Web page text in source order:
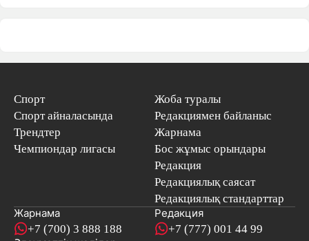
Спорт
Спорт айналасында
Трендтер
Чемпиондар лигасы
Жоба туралы
Редакциямен байланыс
Жарнама
Бос жұмыс орындары
Редакция
Редакциялық саясат
Редакциялық стандарттар
Жарнама
+7 (700) 3 888 188
Редакция
+7 (777) 001 44 99